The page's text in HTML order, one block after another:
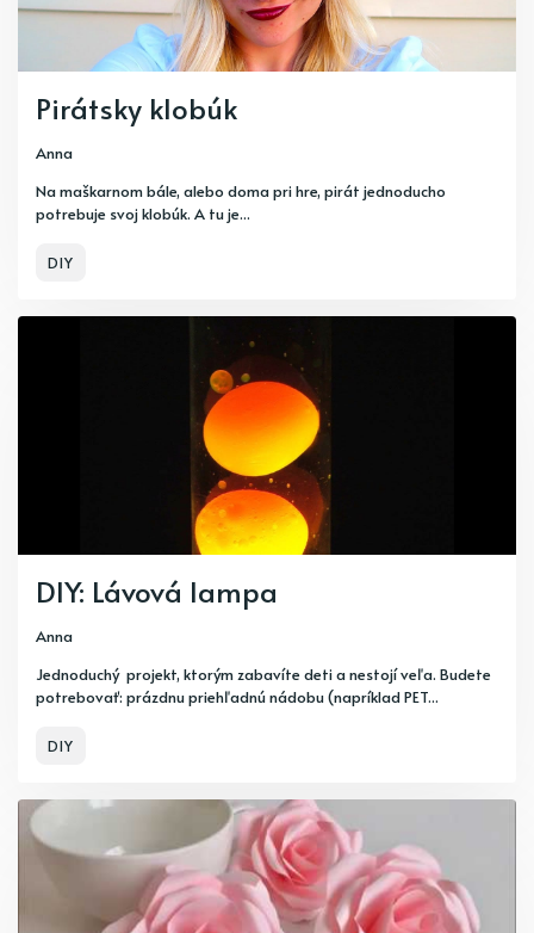
Pirátsky klobúk
Anna
Na maškarnom bále, alebo doma pri hre, pirát jednoducho
potrebuje svoj klobúk. A tu je...
DIY
DIY: Lávová lampa
Anna
Jednoduchý projekt, ktorým zabavíte deti a nestojí veľa. Budete
potrebovať: prázdnu priehľadnú nádobu (napríklad PET...
DIY